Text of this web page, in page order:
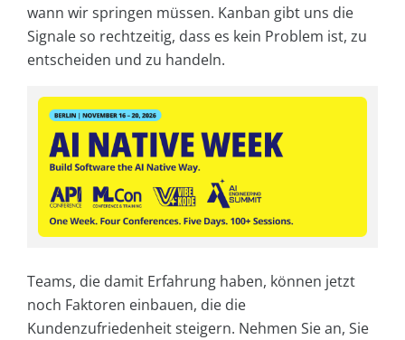
wann wir springen müssen. Kanban gibt uns die
Signale so rechtzeitig, dass es kein Problem ist, zu
entscheiden und zu handeln.
Teams, die damit Erfahrung haben, können jetzt
noch Faktoren einbauen, die die
Kundenzufriedenheit steigern. Nehmen Sie an, Sie